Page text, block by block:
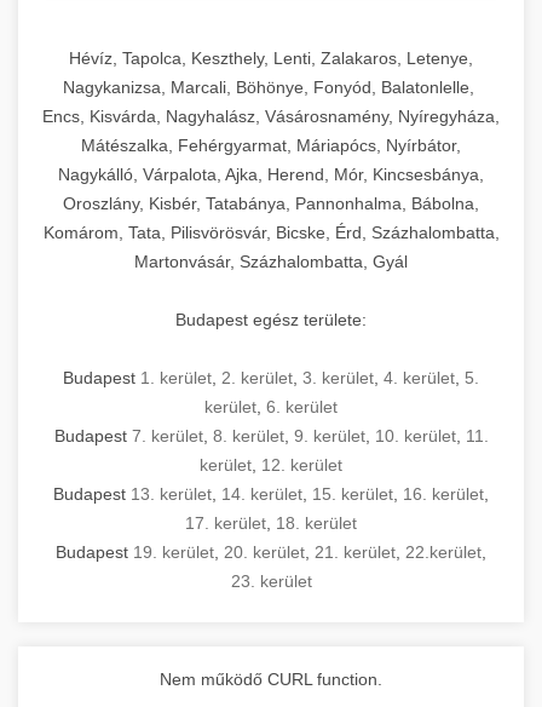
Hévíz, Tapolca, Keszthely, Lenti, Zalakaros, Letenye,
Nagykanizsa, Marcali, Böhönye, Fonyód, Balatonlelle,
Encs, Kisvárda, Nagyhalász, Vásárosnamény, Nyíregyháza,
Mátészalka, Fehérgyarmat, Máriapócs, Nyírbátor,
Nagykálló, Várpalota, Ajka, Herend, Mór, Kincsesbánya,
Oroszlány, Kisbér, Tatabánya, Pannonhalma, Bábolna,
Komárom, Tata, Pilisvörösvár, Bicske, Érd, Százhalombatta,
Martonvásár, Százhalombatta, Gyál
Budapest egész területe:
Budapest 1. kerület 2. kerület 3. kerület 4. kerület 5.
kerület 6. kerület
Budapest 7. kerület, 8. kerület, 9. kerület, 10. kerület, 11.
kerület 12. kerület
Budapest 13. kerület 14. kerület 15. kerület 16. kerület
17. kerület 18. kerület
Budapest 19. kerület 20. kerület 21. kerület 22.kerület
23. kerület
Nem működő CURL function.